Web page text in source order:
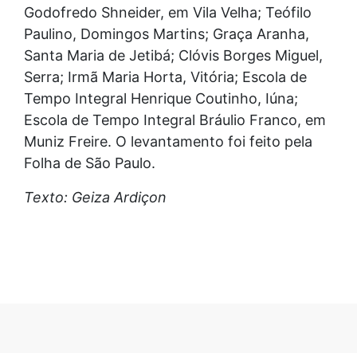
Godofredo Shneider, em Vila Velha; Teófilo
Paulino, Domingos Martins; Graça Aranha,
Santa Maria de Jetibá; Clóvis Borges Miguel,
Serra; Irmã Maria Horta, Vitória; Escola de
Tempo Integral Henrique Coutinho, Iúna;
Escola de Tempo Integral Bráulio Franco, em
Muniz Freire. O levantamento foi feito pela
Folha de São Paulo.
Texto: Geiza Ardiçon